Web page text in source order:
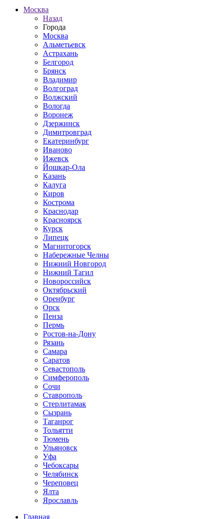
Москва
Назад
Города
Москва
Альметьевск
Астрахань
Белгород
Брянск
Владимир
Волгоград
Волжский
Вологда
Воронеж
Дзержинск
Димитровград
Екатеринбург
Иваново
Ижевск
Йошкар-Ола
Казань
Калуга
Киров
Кострома
Краснодар
Красноярск
Курск
Липецк
Магнитогорск
Набережные Челны
Нижний Новгород
Нижний Тагил
Новороссийск
Октябрьский
Оренбург
Орск
Пенза
Пермь
Ростов-на-Дону
Рязань
Самара
Саратов
Севастополь
Симферополь
Сочи
Ставрополь
Стерлитамак
Сызрань
Таганрог
Тольятти
Тюмень
Ульяновск
Уфа
Чебоксары
Челябинск
Череповец
Ялта
Ярославль
Главная